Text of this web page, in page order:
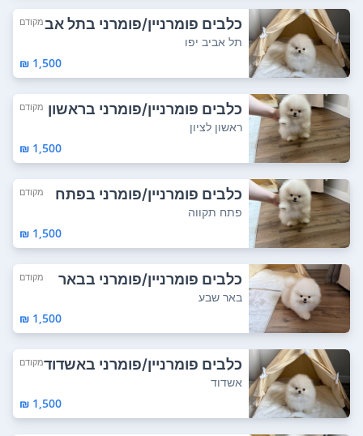
כלבים פומרניין/פומרני בתל אב
יב יפו
מקודם
תל אביב יפו
1,500 ₪
כלבים פומרניין/פומרני בראשון
לציון
מקודם
ראשון לציון
1,500 ₪
כלבים פומרניין/פומרני בפתח
תקווה
מקודם
פתח תקווה
1,500 ₪
כלבים פומרניין/פומרני בבאר
שבע
מקודם
באר שבע
1,500 ₪
כלבים פומרניין/פומרני באשדודמקודם
אשדוד
1,500 ₪